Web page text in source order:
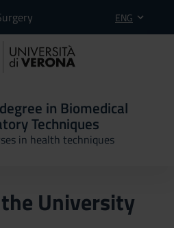
ENG
in Biomedical
Techniques
in health techniques
University